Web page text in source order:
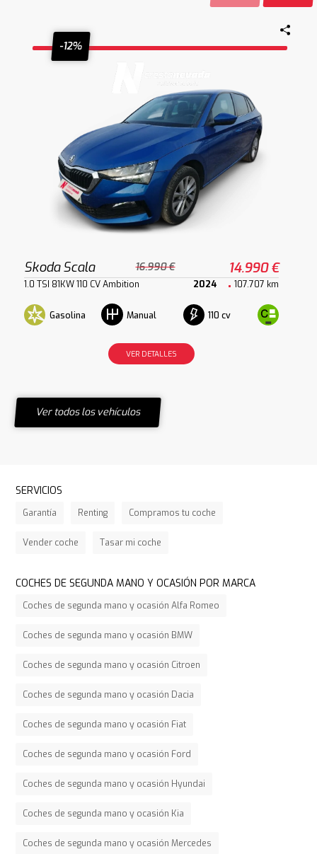
-12%
Skoda Scala 16.990 € 14.990 €
1.0 TSI 81KW 110 CV Ambition 2024 107.707 km
Gasolina Manual 110 cv
VER DETALLES
Ver todos los vehículos
SERVICIOS
Garantía Renting Compramos tu coche
Vender coche Tasar mi coche
COCHES DE SEGUNDA MANO Y OCASIÓN POR MARCA
Coches de segunda mano y ocasión Alfa Romeo
Coches de segunda mano y ocasión BMW
Coches de segunda mano y ocasión Citroen
Coches de segunda mano y ocasión Dacia
Coches de segunda mano y ocasión Fiat
Coches de segunda mano y ocasión Ford
Coches de segunda mano y ocasión Hyundai
Coches de segunda mano y ocasión Kia
Coches de segunda mano y ocasión Mercedes